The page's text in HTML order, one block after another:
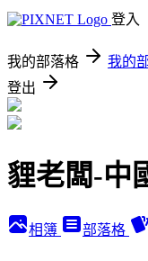
登入
我的部落格 我的
登出
貍老闆-中
相簿 部落格